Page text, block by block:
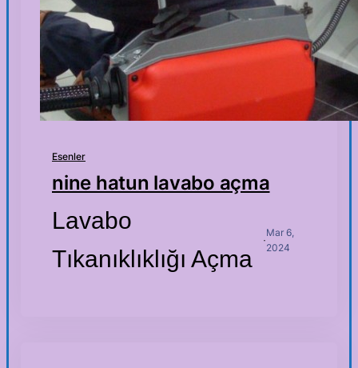
Esenler
nine hatun lavabo açma
Lavabo
Tıkanıklıklığı Açma
·
Mar 6,
2024